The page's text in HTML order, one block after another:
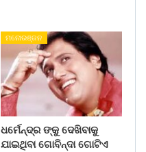
ମନୋରଞ୍ଜନ
ଧର୍ମେନ୍ଦ୍ର ଙ୍କୁ ଦେଖିବାକୁ
ଯାଇଥିବା ଗୋବିନ୍ଦା ଗୋଟିଏ